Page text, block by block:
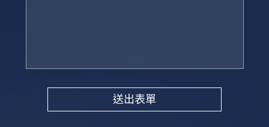
送出表單